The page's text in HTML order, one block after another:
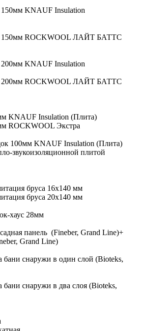
KNAUF Insulation
150мм ROCKWOOL ЛАЙТ БАТТС
KNAUF Insulation
200мм ROCKWOOL ЛАЙТ БАТТС
KNAUF Insulation (Плита)
ROCKWOOL Экстра
100мм KNAUF Insulation (Плита)
звукоизоляционной плитой
бруса 16х140 мм
бруса 20х140 мм
хаус 28мм
панель (Fineber, Grand Line)+
Grand Line)
бани снаружи в один слой (Bioteks,
бани снаружи в два слоя (Bioteks,